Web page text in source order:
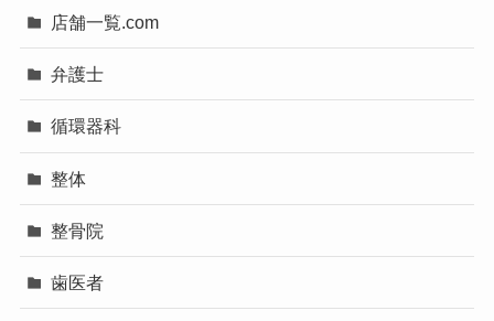
店舗一覧.com
弁護士
循環器科
整体
整骨院
歯医者